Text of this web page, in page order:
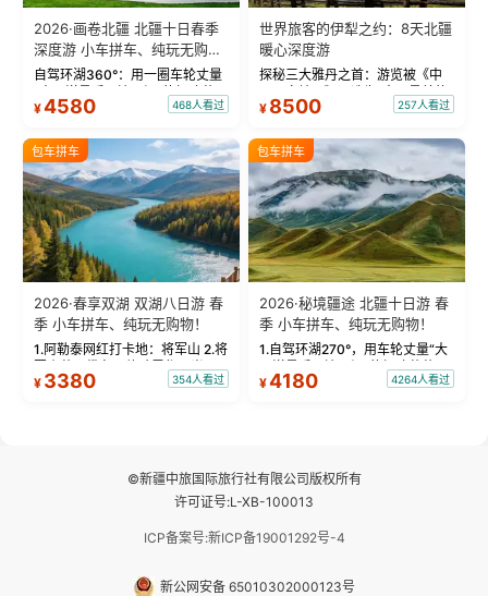
2026·画卷北疆 北疆十日春季
深度游 小车拼车、纯玩无购
物！
自驾环湖360°：用一圈车轮丈量
“大西洋最后一滴眼泪”的极致蔚
蓝。 赛湖旅拍：甄选多款风格服
绝美瞬间。 赛湖坦克300跟车视
频：专业摄影师...
¥4580 468人看过
世界旅客的伊犁之约：8天北疆
暖心深度游
探秘三大雅丹之首：游览被《中
国国家地理》评选为“中国最美的
三大雅丹”第一名的克拉玛依魔鬼
瓦人最大村落——禾木村，欣赏
晨雾与小木...
¥ 8500 257人看过
包车拼车
2026·春享双湖 双湖八日游 春
季 小车拼车、纯玩无购物！
1.阿勒泰网红打卡地：将军山 2.将
军山落日缆车，体验雪都风光 3.
将军山，夕阳派对，蹦迪party 4.
¥ 3380 354人看过
包车拼车
2026·秘境疆途 北疆十日游 春
季 小车拼车、纯玩无购物！
1.自驾环湖270°，用车轮丈量“大
西洋最后一滴眼泪”的极致蔚蓝，
让雪山、花海与深邃湖水在转弯
¥4180 4264人看过
©新疆中旅国际旅行社有限公司版权所有
许可证号:L-XB-100013
ICP备案号:新ICP备19001292号-4
新公网安备 65010302000123号